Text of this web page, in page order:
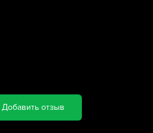
Добавить отзыв